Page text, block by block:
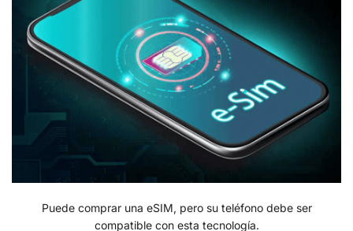
Puede comprar una eSIM, pero su teléfono debe ser
compatible con esta tecnología.